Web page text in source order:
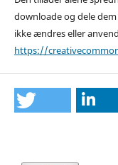
downloade og dele
ikke ændres eller
https://